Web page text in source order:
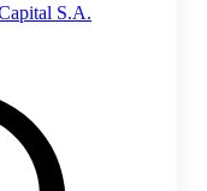
S.A.